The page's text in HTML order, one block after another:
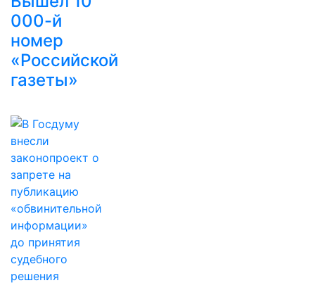
000-й
номер
«Российской
газеты»